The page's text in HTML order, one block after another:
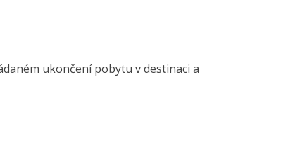
ukončení pobytu v destinaci a